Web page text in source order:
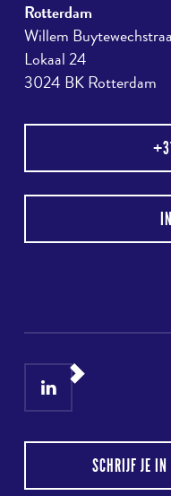
Rotterdam
Willem
Lokaal 24
3024 BK Rotterdam
SCHRIJF JE IN